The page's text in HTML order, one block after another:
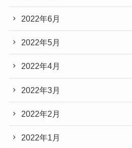
2022年6月
2022年5月
2022年4月
2022年3月
2022年2月
2022年1月